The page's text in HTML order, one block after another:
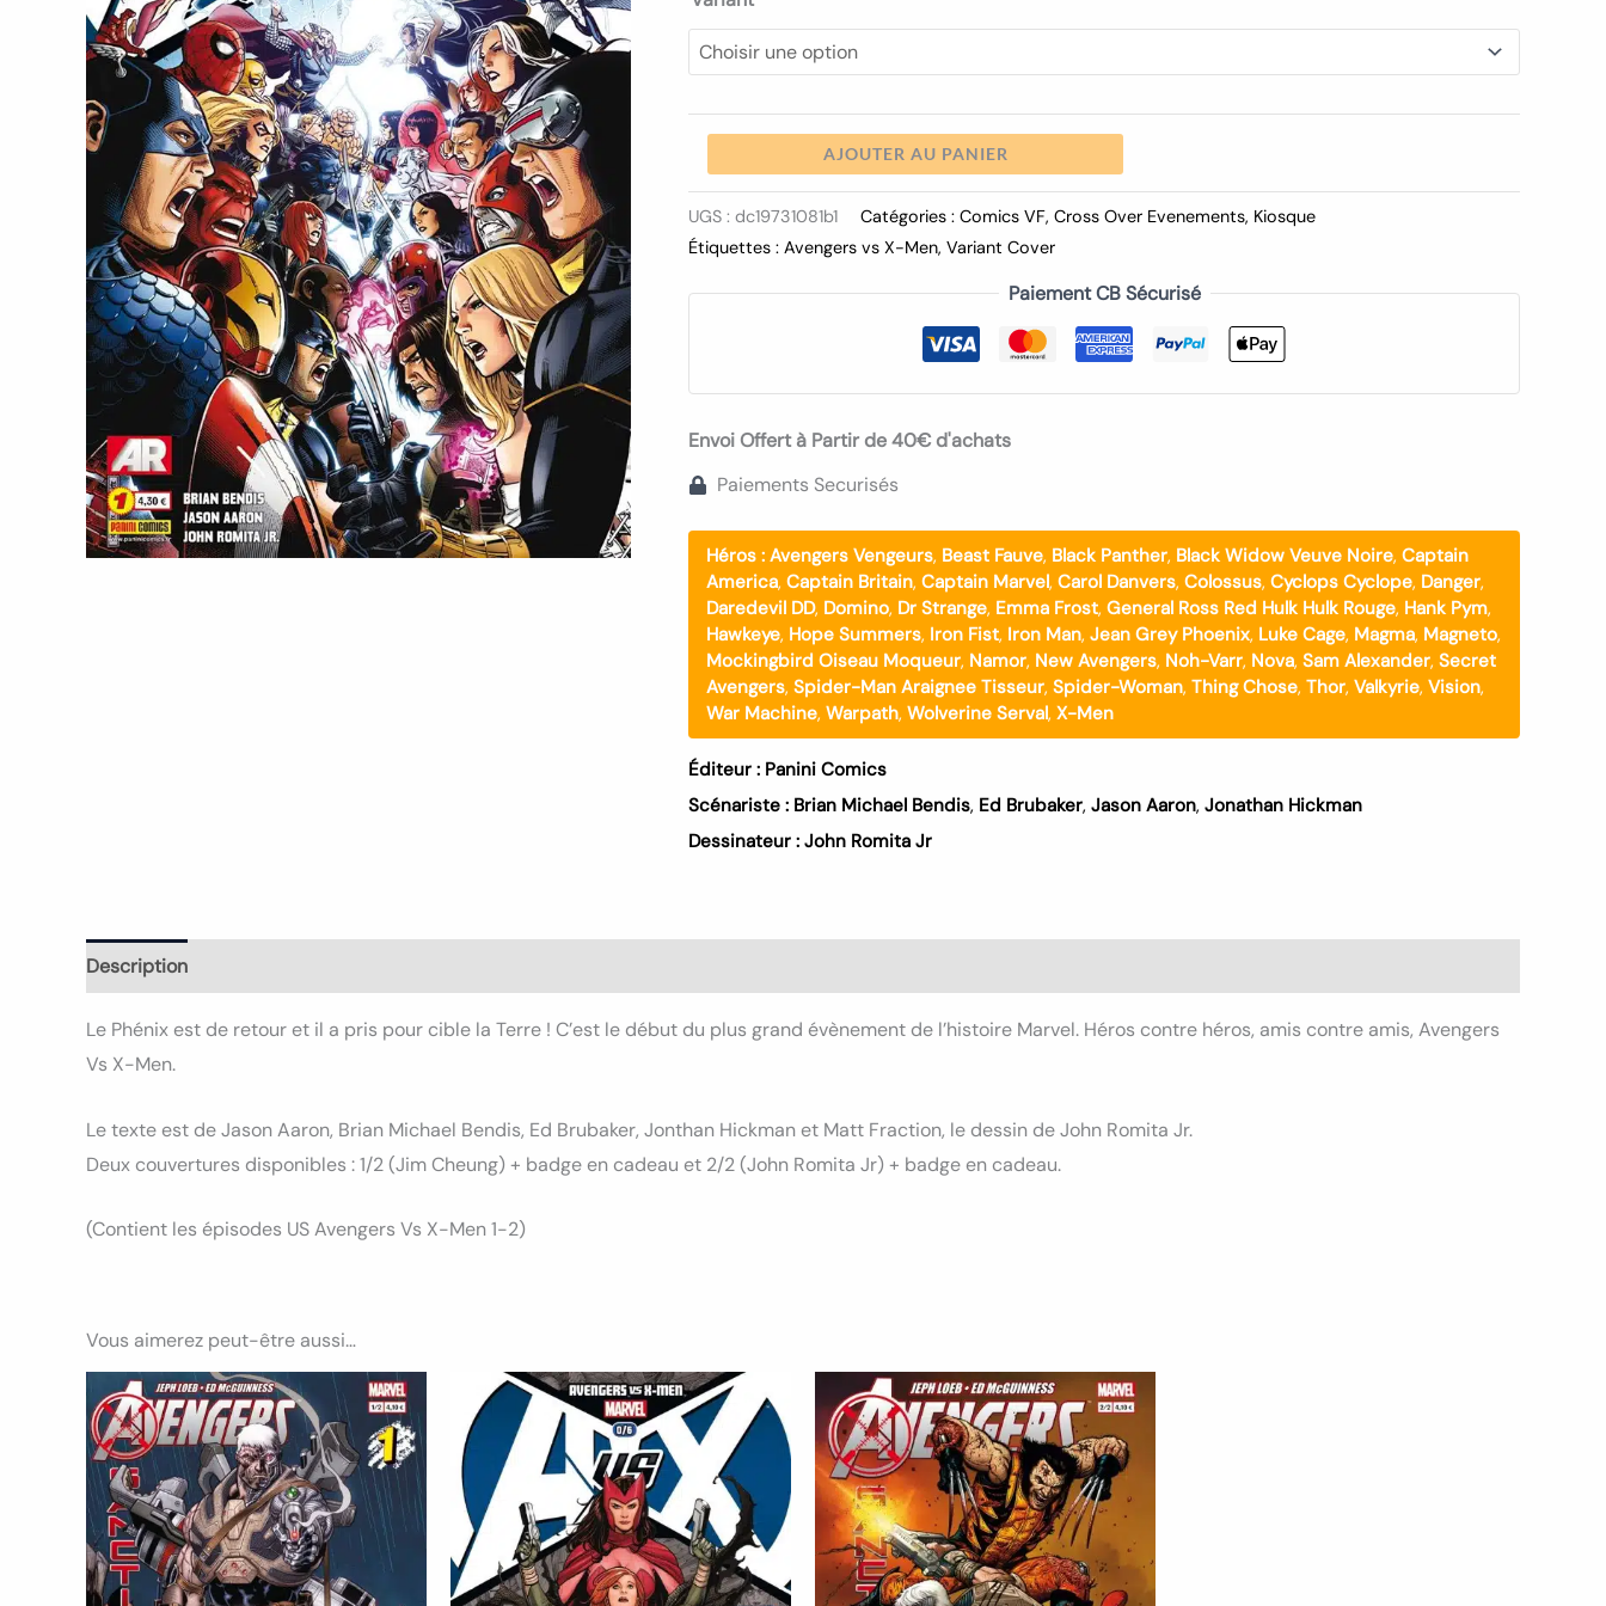
AJOUTER AU PANIER
UGS : dc19731081b1 Catégories : Comics VF, Cross Over Evenements, Kiosque
Étiquettes : Avengers vs X-Men, Variant Cover
Paiement CB Sécurisé
Envoi Offert à Partir de 40€ d'achats
Paiements Securisés
Héros : Avengers Vengeurs, Beast Fauve, Black Panther, Black Widow Veuve Noire, Captain
America, Captain Britain, Captain Marvel, Carol Danvers, Colossus, Cyclops Cyclope, Danger,
Daredevil DD, Domino, Dr Strange, Emma Frost, General Ross Red Hulk Hulk Rouge, Hank Pym,
Hawkeye, Hope Summers, Iron Fist, Iron Man, Jean Grey Phoenix, Luke Cage, Magma, Magneto,
Mockingbird Oiseau Moqueur, Namor, New Avengers, Noh-Varr, Nova, Sam Alexander, Secret
Avengers, Spider-Man Araignee Tisseur, Spider-Woman, Thing Chose, Thor, Valkyrie, Vision,
War Machine, Warpath, Wolverine Serval, X-Men
Éditeur : Panini Comics
Scénariste : Brian Michael Bendis, Ed Brubaker, Jason Aaron, Jonathan Hickman
Dessinateur : John Romita Jr
Description
Le Phénix est de retour et il a pris pour cible la Terre ! C’est le début du plus grand évènement de l’histoire Marvel. Héros contre héros, amis contre amis, Avengers
Vs X-Men.
Le texte est de Jason Aaron, Brian Michael Bendis, Ed Brubaker, Jonthan Hickman et Matt Fraction, le dessin de John Romita Jr.
Deux couvertures disponibles : 1/2 (Jim Cheung) + badge en cadeau et 2/2 (John Romita Jr) + badge en cadeau.
(Contient les épisodes US Avengers Vs X-Men 1-2)
Vous aimerez peut-être aussi…